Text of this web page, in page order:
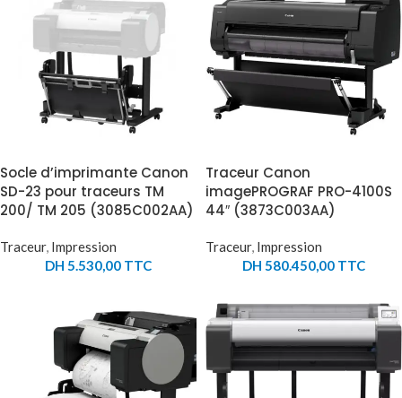
Socle d’imprimante Canon
SD-23 pour traceurs TM
200/ TM 205 (3085C002AA)
Traceur, Impression
DH 5.530,00 TTC
Traceur Canon
imagePROGRAF PRO-4100S
44″ (3873C003AA)
Traceur, Impression
DH 580.450,00 TTC